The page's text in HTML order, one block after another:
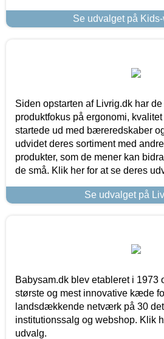
Se udvalget på
Siden opstarten af Livrig.dk har
produktfokus på ergonomi,
startede ud med bæreredskaber
udvidet deres sortiment med
produkter, som de mener kan
de små. Klik her for at se deres
Se udvalget på
Babysam.dk blev etableret i 1973
største og mest innovative kæde
landsdækkende netværk på 30
institutionssalg og webshop. Klik
udvalg.